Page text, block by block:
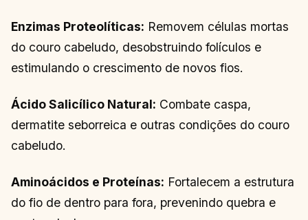
Enzimas Proteolíticas: Removem células mortas
do couro cabeludo, desobstruindo folículos e
estimulando o crescimento de novos fios.
Ácido Salicílico Natural: Combate caspa,
dermatite seborreica e outras condições do couro
cabeludo.
Aminoácidos e Proteínas: Fortalecem a estrutura
do fio de dentro para fora, prevenindo quebra e